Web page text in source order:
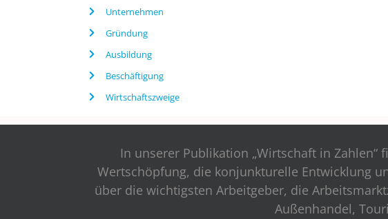
Unternehmen
Gründung
Ausbildung
Beschäftigung
Wirtschaftszweige
In unserer Publikation „Wirtschaft in
Wertschöpfung, die konjunkturelle Entwicklung
über die wichtigsten Arbeitgeber, die
Außenhandel,